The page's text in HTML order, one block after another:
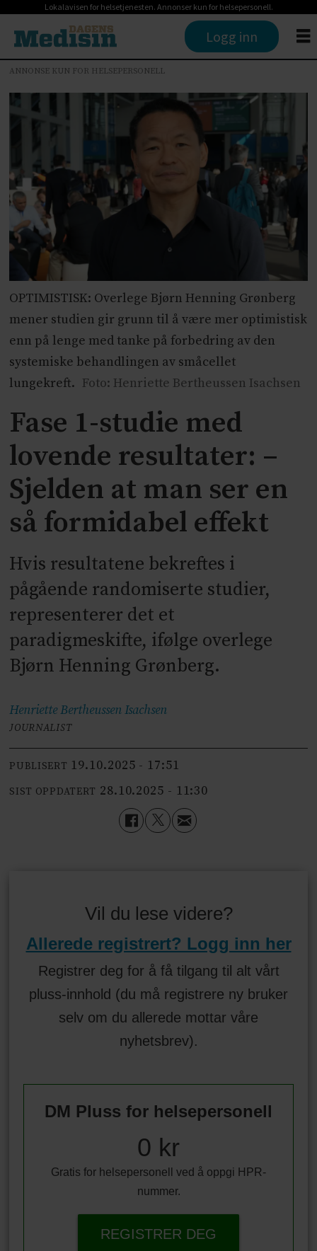
Lokalavisen for helsetjenesten. Annonser kun for helsepersonell.
Logg inn
ANNONSE KUN FOR HELSEPERSONELL
OPTIMISTISK: Overlege Bjørn Henning Grønberg
mener studien gir grunn til å være mer optimistisk
enn på lenge med tanke på forbedring av den
systemiske behandlingen av småcellet
lungekreft. Foto: Henriette Bertheussen Isachsen
Fase 1-studie med
lovende resultater: –
Sjelden at man ser en
så formidabel effekt
Hvis resultatene bekreftes i
pågående randomiserte studier,
representerer det et
paradigmeskifte, ifølge overlege
Bjørn Henning Grønberg.
Henriette BertheussenIsachsen
JOURNALIST
PUBLISERT 19.10.2025 - 17:51
SIST OPPDATERT 28.10.2025 - 11:30
Vil du lese videre?
Allerede registrert? Logg inn her
Registrer deg for å få tilgang til alt vårt
pluss-innhold (du må registrere ny bruker
selv om du allerede mottar våre
nyhetsbrev).
DM Pluss for helsepersonell
0 kr
Gratis for helsepersonell ved å oppgi HPR-
nummer.
REGISTRER DEG